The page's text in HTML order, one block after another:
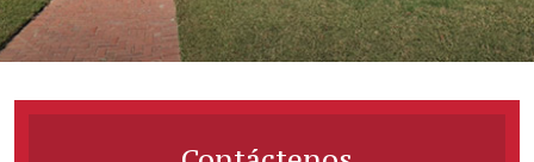
Compensación de